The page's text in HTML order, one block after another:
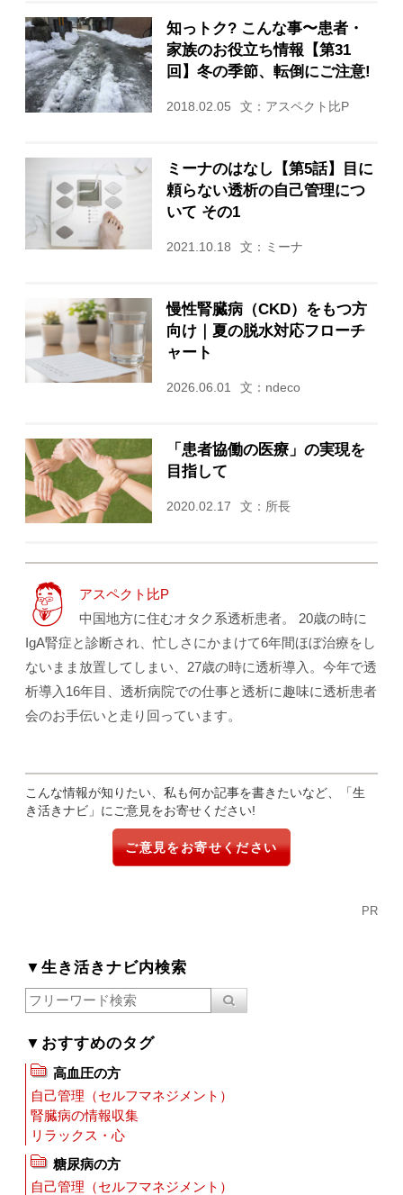
知っトク? こんな事〜患者・
家族のお役立ち情報【第31
回】冬の季節、転倒にご注意!
2018.02.05 文：アスペクト比P
ミーナのはなし【第5話】目に
頼らない透析の自己管理につ
いて その1
2021.10.18 文：ミーナ
慢性腎臓病（CKD）をもつ方
向け｜夏の脱水対応フローチ
ャート
2026.06.01 文：ndeco
「患者協働の医療」の実現を
目指して
2020.02.17 文：所長
アスペクト比P
中国地方に住むオタク系透析患者。 20歳の時に
IgA腎症と診断され、忙しさにかまけて6年間ほぼ治療をし
ないまま放置してしまい、27歳の時に透析導入。今年で透
析導入16年目、透析病院での仕事と透析に趣味に透析患者
会のお手伝いと走り回っています。
こんな情報が知りたい、私も何か記事を書きたいなど、「生
き活きナビ」にご意見をお寄せください!
ご意見をお寄せください
PR
▼生き活きナビ内検索
▼おすすめのタグ
高血圧の方
自己管理（セルフマネジメント）
腎臓病の情報収集
リラックス・心
糖尿病の方
自己管理（セルフマネジメント）